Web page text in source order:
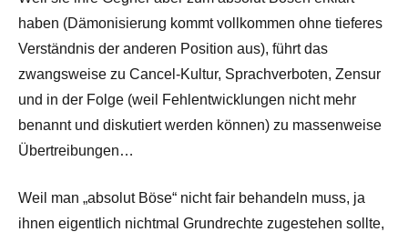
haben (Dämonisierung kommt vollkommen ohne tieferes
Verständnis der anderen Position aus), führt das
zwangsweise zu Cancel-Kultur, Sprachverboten, Zensur
und in der Folge (weil Fehlentwicklungen nicht mehr
benannt und diskutiert werden können) zu massenweise
Übertreibungen…
Weil man „absolut Böse“ nicht fair behandeln muss, ja
ihnen eigentlich nichtmal Grundrechte zugestehen sollte,